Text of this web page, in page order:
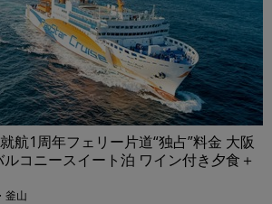
航1周年フェリー片道“独占”料金 大阪
コニースイート泊 ワイン付き夕食＋
釜山